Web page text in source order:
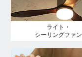
ライト・
シーリングファン